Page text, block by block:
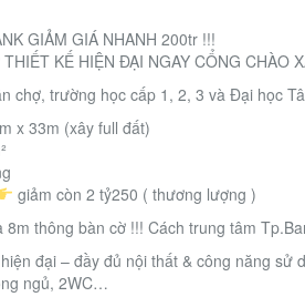
GIẢM GIÁ NHANH 200tr !!!
KẾ HIỆN ĐẠI NGAY CỔNG CHÀO
chợ, trường học cấp 1, 2, 3 và Đại học
x 33m (xây full đất)
giảm còn 2 tỷ250 ( thương lượng )
thông bàn cờ !!! Cách trung tâm
đại – đầy đủ nội thất & công năng sử
ngủ, 2WC…